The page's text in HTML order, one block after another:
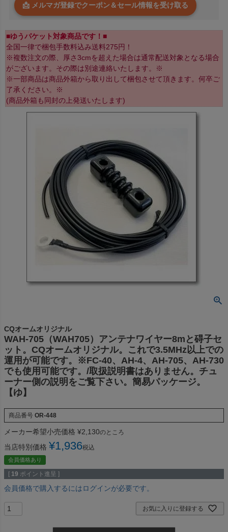
📩 メルマガ登録でクーポン＆セール情報を受け取る
■ゆうパケット対象商品です！■
全国一律で梱包手数料込み送料275円！
※複数注文の際、厚さ3cmを超えた場合は通常配送対象となる場合
がございます。その際は別途連絡いたします。※
※一部商品は商品外箱から取り出して梱包させて頂きます。何卒ご
了承ください。※
(商品外箱も同封の上発送いたします)
CQオームオリジナル
WAH-705（WAH705）アンテナワイヤー8mと碍子セ
ット。CQオームオリジナル。これで3.5MHz以上での
運用が可能です。※FC-40、AH-4、AH-705、AH-730
でも使用可能です。/取扱説明書はありません。チュ
ーナー側の説明をご覧下さい。簡易パッケージ。
【ゆ】
商品番号 OR-448
メーカー希望小売価格 ¥2,130のところ
当店特別価格 ¥1,936税込
会員価格あり
[ 19 ポイント進呈 ]
会員価格で購入するにはログインが必要です。
お気に入りに登録する